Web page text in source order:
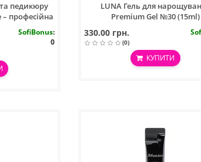
педикюру
– професійна
та стразами
SofiBonus:
0
LUNA Гель для
Premium Gel №30 (15ml)
330.00 грн.
(0)
КУПИТИ